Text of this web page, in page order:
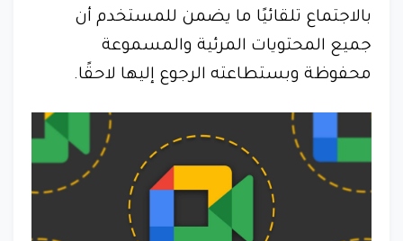
بالاجتماع تلقائيًا ما يضمن للمستخدم أن
جميع المحتويات المرئية والمسموعة
محفوظة وبستطاعته الرجوع إليها لاحقًا.